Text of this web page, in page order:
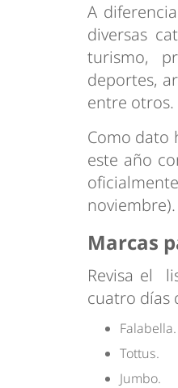
A
diversas
turismo,
deportes,
entre otros.
Como dato
este año
noviembre).
Marcas
Revisa el
cuatro días
Falabella.
Tottus.
Jumbo.